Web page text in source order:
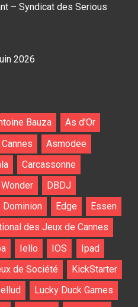
– Syndicat des Serious
2026
Bauza
As d'Or
Asmodee
Carcassonne
DBDJ
Dominion Edge
Essen
des Jeux de Cannes
Iello IOS
Ipad
de Société
KickStarter
Lucky Duck Games